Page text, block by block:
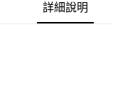
詳細說明